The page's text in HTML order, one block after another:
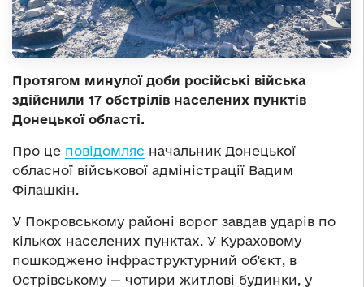
Протягом минулої доби російські війська
здійснили 17 обстрілів населених пунктів
Донецької області.
Про це повідомляє начальник Донецької
обласної військової адміністрації Вадим
Філашкін.
У Покровському районі ворог завдав ударів по
кількох населених пунктах. У Кураховому
пошкоджено інфраструктурний об’єкт, в
Острівському — чотири житлові будинки, у